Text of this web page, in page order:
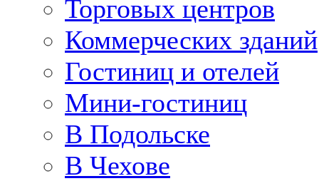
Торговых центров
Коммерческих зданий
Гостиниц и отелей
Мини-гостиниц
В Подольске
В Чехове